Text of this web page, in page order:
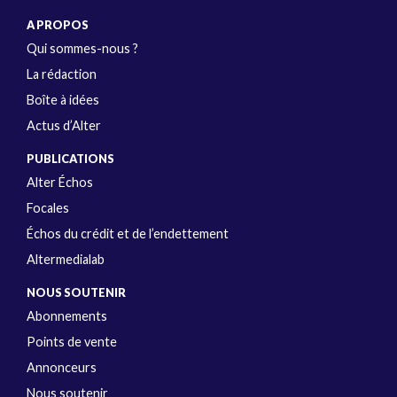
A PROPOS
Qui sommes-nous ?
La rédaction
Boîte à idées
Actus d’Alter
PUBLICATIONS
Alter Échos
Focales
Échos du crédit et de l’endettement
Altermedialab
NOUS SOUTENIR
Abonnements
Points de vente
Annonceurs
Nous soutenir